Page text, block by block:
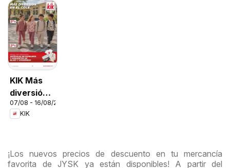
KIK Más
diversión
en el cole
07/08 - 16/08/2026
KIK
¡Los nuevos precios de descuento en tu mercancía
favorita de JYSK ya están disponibles! A partir del